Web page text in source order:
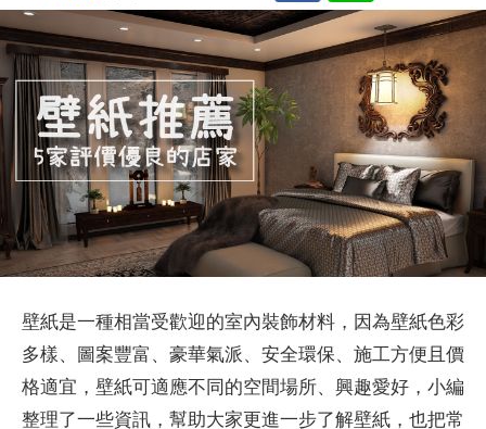
壁紙是一種相當受歡迎的室內裝飾材料，因為壁紙色彩
多樣、圖案豐富、豪華氣派、安全環保、施工方便且價
格適宜，壁紙可適應不同的空間場所、興趣愛好，小編
整理了一些資訊，幫助大家更進一步了解壁紙，也把常